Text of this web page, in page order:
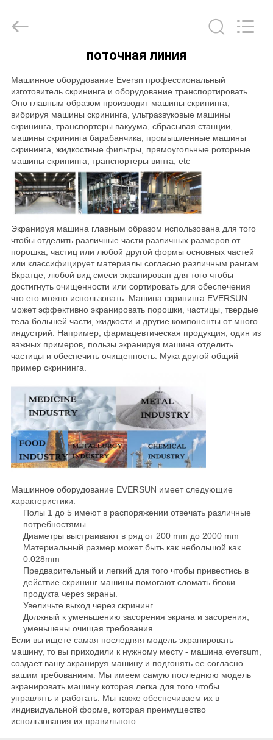
ПРОДУКТЫ
VR
ШОУ
О
НАС
ПУТЕШЕСТВИЕ
ФАБРИКИ
ПРОВЕРКА
КАЧЕСТВА
СВЯЖИТЕСЬ
МЫ
СПРОСИТЕ
ЦИТАТУ
SITEMAP
ПОЛИТИКА
УЕДИНЕНИЯ
поточная линия
Машинное оборудование Eversn профессиональный
изготовитель скрининга и оборудование транспортировать.
Оно главным образом производит машины скрининга,
вибрируя машины скрининга, ультразвуковые машины
скрининга, транспортеры вакуума, сбрасывая станции,
машины скрининга барабанчика, промышленные машины
скрининга, жидкостные фильтры, прямоугольные роторные
машины скрининга, транспортеры винта, etc
Экранируя машина главным образом использована для того
чтобы отделить различные части различных размеров от
порошка, частиц или любой другой формы основных частей
или классифицирует материалы согласно различным рангам.
Вкратце, любой вид смеси экранирован для того чтобы
достигнуть очищенности или сортировать для обеспечения
что его можно использовать. Машина скрининга EVERSUN
может эффективно экранировать порошки, частицы, твердые
тела большей части, жидкости и другие компоненты от много
индустрий. Например, фармацевтическая продукция, один из
важных примеров, пользы экранируя машина отделить
частицы и обеспечить очищенность. Мука другой общий
пример скрининга.
Машинное оборудование EVERSUN имеет следующие
характеристики:
Полы 1 до 5 имеют в распоряжении отвечать различные
потребностямы
Диаметры выстраивают в ряд от 200 mm до 2000 mm
Материальный размер может быть как небольшой как
0.028mm
Предварительный и легкий для того чтобы привестись в
действие скрининг машины помогают сломать блоки
продукта через экраны.
Увеличьте выход через скрининг
Должный к уменьшению засорения экрана и засорения,
уменьшены очищая требования
Если вы ищете самая последняя модель экранировать
машину, то вы приходили к нужному месту - машина eversum,
создает вашу экранируя машину и подгонять ее согласно
вашим требованиям. Мы имеем самую последнюю модель
экранировать машину которая легка для того чтобы
управлять и работать. Мы также обеспечиваем их в
индивидуальной форме, которая преимущество
использования их правильного.